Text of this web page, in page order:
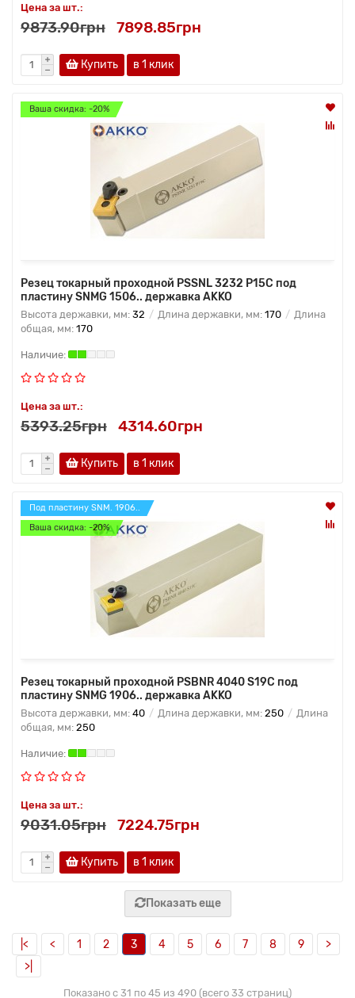
Цена за шт.:
9873.90грн 7898.85грн
Купить в 1 клик
Ваша скидка: -20%
Резец токарный проходной PSSNL 3232 P15C под
пластину SNMG 1506.. державка AKKO
Высота державки, мм: 32 Длина державки, мм: 170
Длина
общая, мм: 170
Цена за шт.:
5393.25грн 4314.60грн
Купить в 1 клик
Под пластину SNM. 1906..
Ваша скидка: -20%
Резец токарный проходной PSBNR 4040 S19C под
пластину SNMG 1906.. державка AKKO
Высота державки, мм: 40 Длина державки, мм: 250
Длина
общая, мм: 250
Цена за шт.:
9031.05грн 7224.75грн
Купить в 1 клик
Показать еще
|< < 1 2 3 4 5 6 7 8 9
>
>|
Показано с 31 по 45 из 490 (всего 33 страниц)